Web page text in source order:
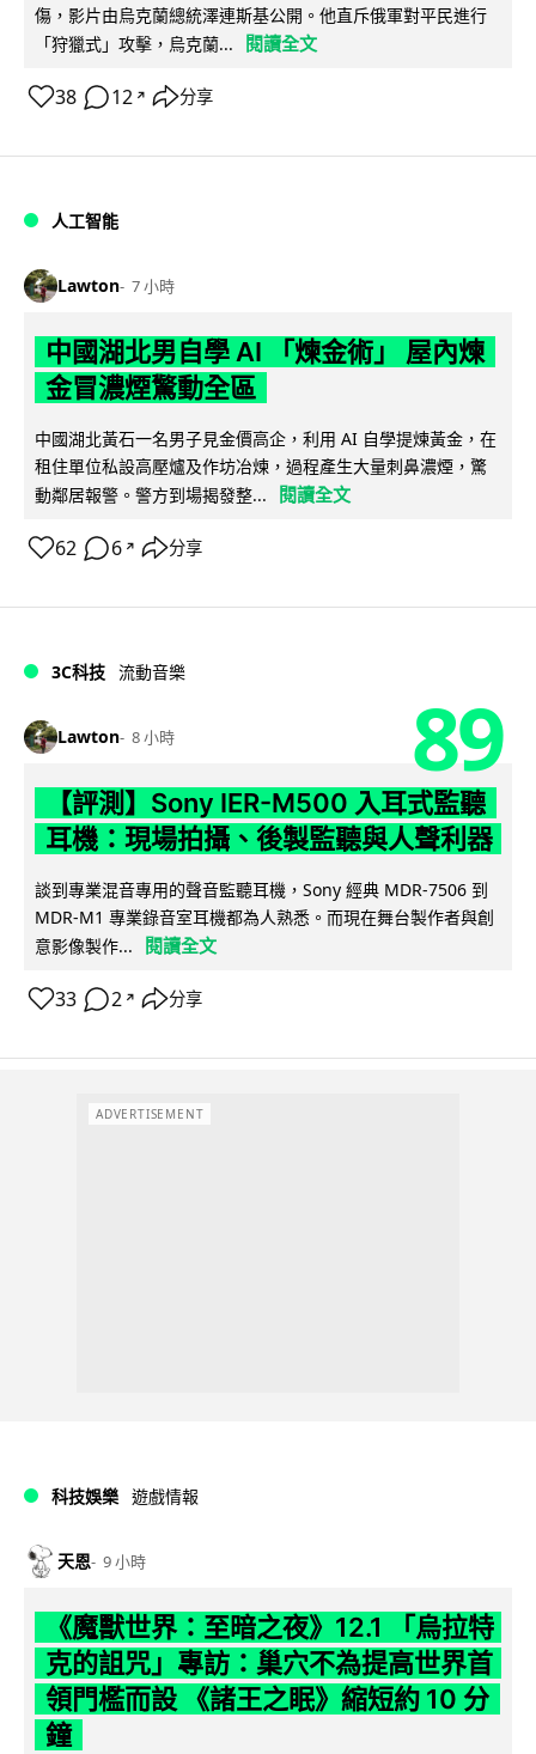
傷，影片由烏克蘭總統澤連斯基公開。他直斥俄軍對平民進行
「狩獵式」攻擊，烏克蘭...
閱讀全文
38 12 ↗ 分享
人工智能
Lawton 7 小時
中國湖北男自學 AI 「煉金術」 屋內煉
金冒濃煙驚動全區
中國湖北黃石一名男子見金價高企，利用 AI 自學提煉黃金，在
租住單位私設高壓爐及作坊冶煉，過程產生大量刺鼻濃煙，驚
動鄰居報警。警方到場揭發整...
閱讀全文
62 6 ↗ 分享
3C科技 流動音樂
Lawton 8 小時 89
【評測】Sony IER-M500 入耳式監聽
耳機：現場拍攝、後製監聽與人聲利器
談到專業混音專用的聲音監聽耳機，Sony 經典 MDR-7506 到
MDR-M1 專業錄音室耳機都為人熟悉。而現在舞台製作者與創
意影像製作...
閱讀全文
33 2 ↗ 分享
ADVERTISEMENT
科技娛樂 遊戲情報
天恩 9 小時
《魔獸世界：至暗之夜》12.1 「烏拉特
克的詛咒」專訪：巢穴不為提高世界首
領門檻而設 《諸王之眠》縮短約 10 分
鐘